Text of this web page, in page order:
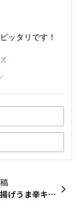
ッタリです！
ひねり揚げうま辛キムチ🌶️サラダトッピング🥗